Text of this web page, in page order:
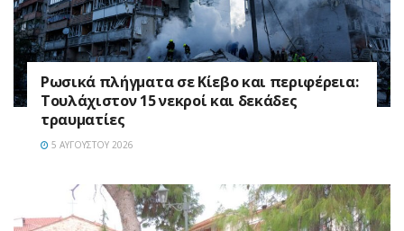
Ρωσικά πλήγματα σε Κίεβο και περιφέρεια:
Τουλάχιστον 15 νεκροί και δεκάδες
τραυματίες
5 ΑΥΓΟΎΣΤΟΥ 2026